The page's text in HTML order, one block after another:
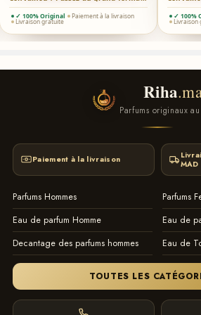
✓ 100% Original Paiement à la livraison
Livraison gratuite
✓ 100%
Livraison
Riha
Parfums originaux
Paiement à la livraison
MAD
Parfums Hommes
Parfums
Eau de parfum Homme
Eau de
Decantage des parfums hommes
Eau de
TOUTES LES